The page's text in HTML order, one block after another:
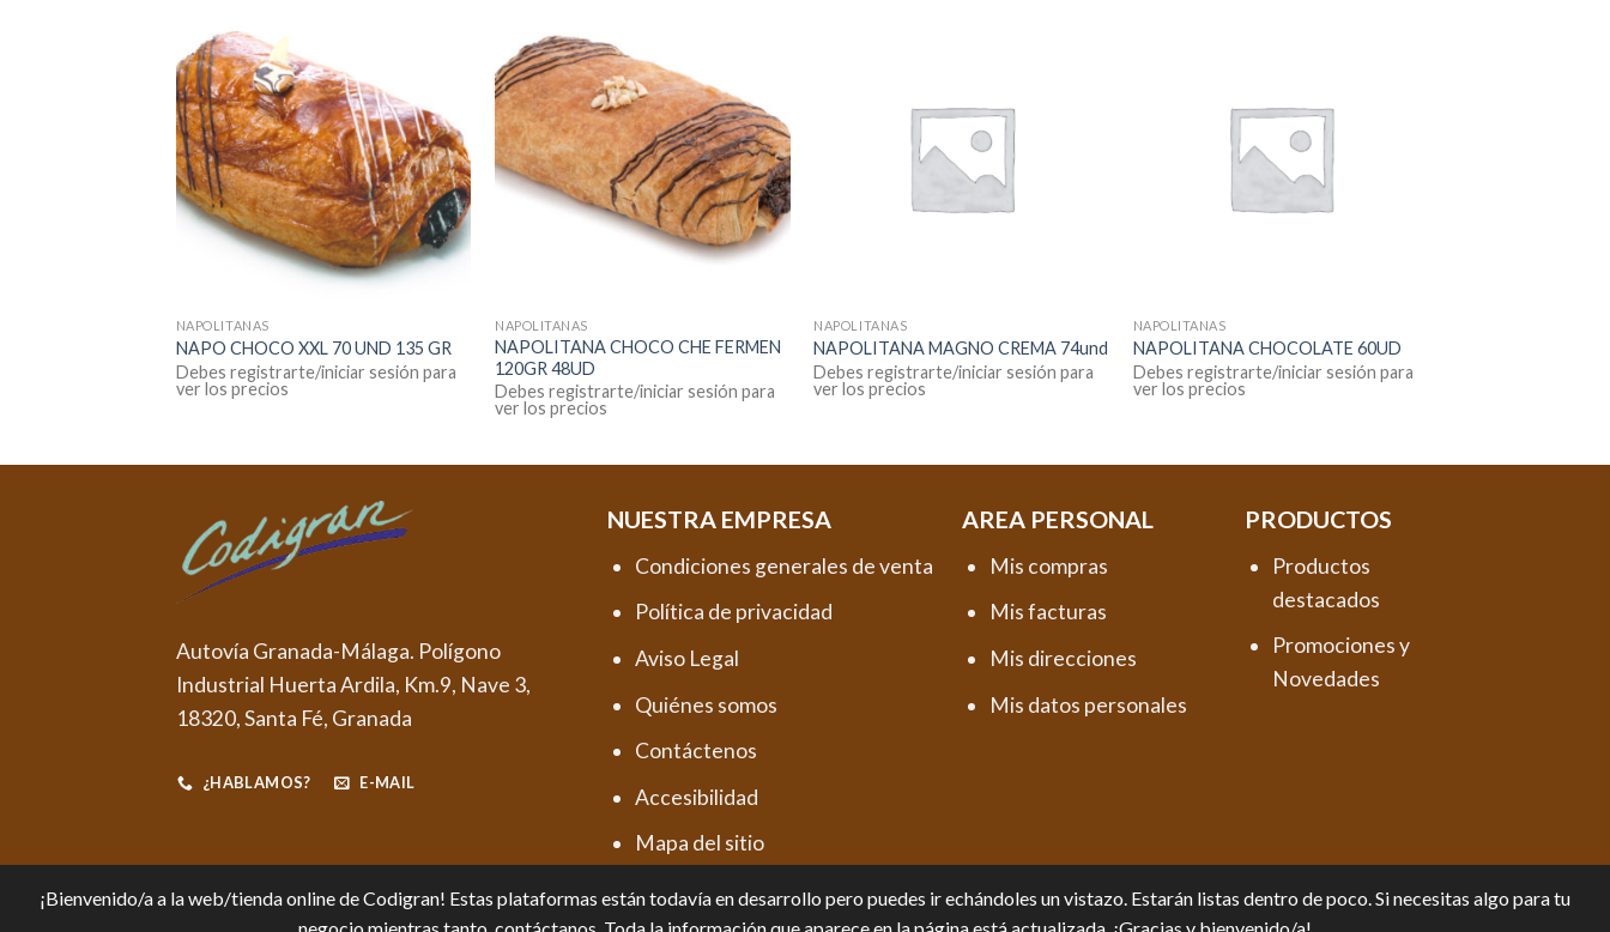
NAPOLITANAS
NAPO CHOCO XXL 70 UND 135 GR
Debes registrarte/iniciar sesión para
ver los precios
NAPOLITANAS
NAPOLITANA CHOCO CHE FERMEN
120GR 48UD
Debes registrarte/iniciar sesión para
ver los precios
NAPOLITANAS
NAPOLITANA MAGNO CREMA 74und
Debes registrarte/iniciar sesión para
ver los precios
NAPOLITANAS
NAPOLITANA CHOCOLATE 60UD
Debes registrarte/iniciar sesión para
ver los precios
Autovía Granada-Málaga. Polígono
Industrial Huerta Ardila, Km.9, Nave 3,
18320, Santa Fé, Granada
¿HABLAMOS? E-MAIL
NUESTRA EMPRESA
Condiciones generales de venta
Política de privacidad
Aviso Legal
Quiénes somos
Contáctenos
Accesibilidad
Mapa del sitio
AREA PERSONAL
Mis compras
Mis facturas
Mis direcciones
Mis datos personales
PRODUCTOS
Productos
destacados
Promociones y
Novedades
¡Bienvenido/a a la web/tienda online de Codigran! Estas plataformas están todavía en desarrollo pero puedes ir echándoles un vistazo. Estarán listas dentro de poco. Si necesitas algo para tu